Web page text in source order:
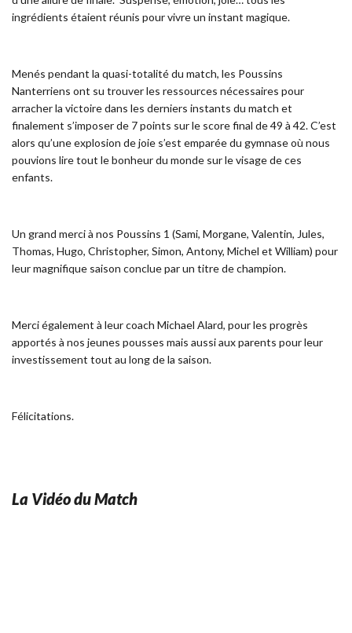
ingrédients étaient réunis pour vivre un instant magique.
Menés pendant la quasi-totalité du match, les Poussins
Nanterriens ont su trouver les ressources nécessaires pour
arracher la victoire dans les derniers instants du match et
finalement s’imposer de 7 points sur le score final de 49 à 42. C’est
alors qu’une explosion de joie s’est emparée du gymnase où nous
pouvions lire tout le bonheur du monde sur le visage de ces
enfants.
Un grand merci à nos Poussins 1 (Sami, Morgane, Valentin, Jules,
Thomas, Hugo, Christopher, Simon, Antony, Michel et William) pour
leur magnifique saison conclue par un titre de champion.
Merci également à leur coach Michael Alard, pour les progrès
apportés à nos jeunes pousses mais aussi aux parents pour leur
investissement tout au long de la saison.
Félicitations.
La Vidéo du Match